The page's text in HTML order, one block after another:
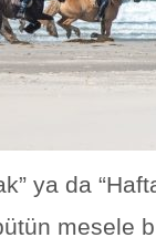
ya da
mesele